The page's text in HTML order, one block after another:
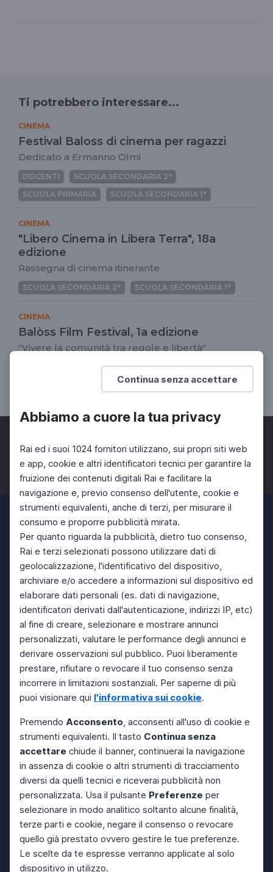
Continua senza accettare
Abbiamo a cuore la tua privacy
Rai ed i suoi 1024 fornitori utilizzano, sui propri siti web
e app, cookie e altri identificatori tecnici per garantire la
fruizione dei contenuti digitali Rai e facilitare la
navigazione e, previo consenso dell'utente, cookie e
strumenti equivalenti, anche di terzi, per misurare il
consumo e proporre pubblicità mirata.
Per quanto riguarda la pubblicità, dietro tuo consenso,
Rai e terzi selezionati possono utilizzare dati di
geolocalizzazione, l'identificativo del dispositivo,
archiviare e/o accedere a informazioni sul dispositivo ed
elaborare dati personali (es. dati di navigazione,
identificatori derivati dall'autenticazione, indirizzi IP, etc)
al fine di creare, selezionare e mostrare annunci
personalizzati, valutare le performance degli annunci e
derivare osservazioni sul pubblico. Puoi liberamente
prestare, rifiutare o revocare il tuo consenso senza
incorrere in limitazioni sostanziali. Per saperne di più
puoi visionare qui l'informativa sui cookie.
Premendo Acconsento, acconsenti all'uso di cookie e
strumenti equivalenti. Il tasto Continua senza
accettare chiude il banner, continuerai la navigazione
in assenza di cookie o altri strumenti di tracciamento
diversi da quelli tecnici e riceverai pubblicità non
personalizzata. Usa il pulsante Preferenze per
selezionare in modo analitico soltanto alcune finalità,
terze parti e cookie, negare il consenso o revocare
quello già prestato ovvero gestire le tue preferenze.
Le scelte da te espresse verranno applicate al solo
dispositivo in utilizzo.
Ti potrebbero interessare...
CINEMA
Festival Baloss di cinema per ragazzi
Dedicato a Ermanno Olmi
DOCENTI
SCUOLA SECONDARIA 2°
SCUOLA PRIMARIA
SCUOLA SECONDARIA 1°
CINEMA
"Libero Cinema in Libera Terra", 18a
edizione
Rassegna di cinema itinerante
SCUOLA SECONDARIA 2° SCUOLA SECONDARIA 1°
CINEMA
Balòss Film Festival, 1a edizione
"Vivere la comunità tra regole e libertà"
SCUOLA SECONDARIA 2°
SCUOLA SECONDARIA 1°
Facebook Twitter Instagram